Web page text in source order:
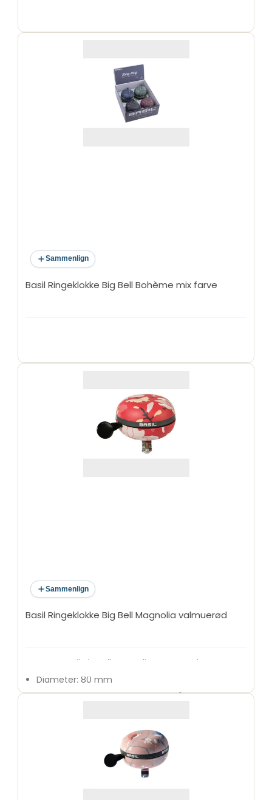
Sammenlign
Basil Ringeklokke Big Bell Bohème mix farve
Sammenlign
Basil Ringeklokke Big Bell Magnolia valmuerød
Navn: Basil Big Bell Magnolia Poppy Red
Diameter: 80 mm
Passer til styr med en diameter på 22,2 mm